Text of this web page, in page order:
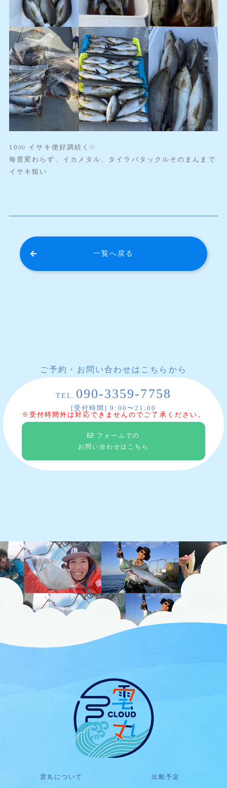
10㈰ イサキ便好調続く✨️
毎度変わらず、イカメタル、タイラバタックルそのまんまで
イサキ狙い
一覧へ戻る
ご予約・お問い合わせはこちらから
TEL. 090-3359-7758
[受付時間] 9:00〜21:00
※受付時間外は対応できませんのでご了承ください。
フォームでの
お問い合わせはこちら
雲丸について 出船予定